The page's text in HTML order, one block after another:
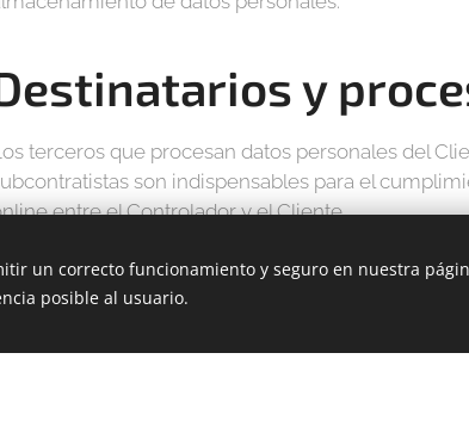
y
terceros que procesan datos personales del
son indispensables para el
entre el Controlador y el Cliente.
Los subcontratistas del controlador son:
Webnode AG (plataforma de tienda online);
un correcto funcionamiento y seguro en nuestra
posible al usuario.